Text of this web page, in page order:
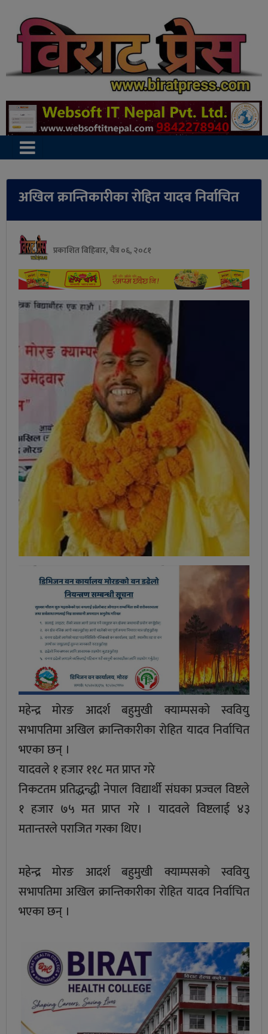
अखिल क्रान्तिकारीका रोहित यादव निर्वाचित
प्रकाशित बिहिबार, चैत्र ०६, २०८१
महेन्द्र मोरङ आदर्श बहुमुखी क्याम्पसको स्ववियु
सभापतिमा अखिल क्रान्तिकारीका रोहित यादव निर्वाचित
भएका छन् ।
यादवले १ हजार ११८ मत प्राप्त गरे
निकटतम प्रतिद्धन्द्धी नेपाल विद्यार्थी संघका प्रज्वल विष्टले
१ हजार ७५ मत प्राप्त गरे । यादवले विष्टलाई ४३
मतान्तरले पराजित गरका थिए।
महेन्द्र मोरङ आदर्श बहुमुखी क्याम्पसको स्ववियु
सभापतिमा अखिल क्रान्तिकारीका रोहित यादव निर्वाचित
भएका छन् ।